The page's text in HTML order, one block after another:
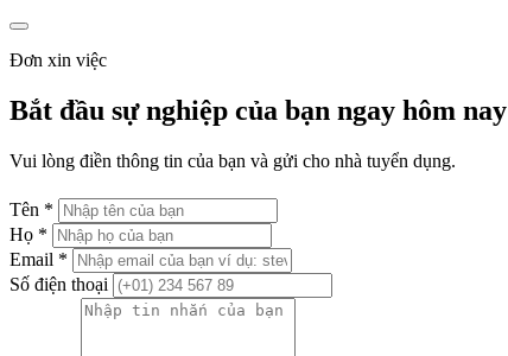
Đơn xin việc
Bắt đầu sự nghiệp của bạn ngay hôm nay
Vui lòng điền thông tin của bạn và gửi cho nhà tuyển dụng.
Tên *
Họ *
Email *
Số điện thoại